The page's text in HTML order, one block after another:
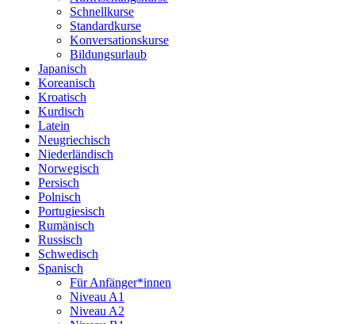
Schnellkurse
Standardkurse
Konversationskurse
Bildungsurlaub
Japanisch
Koreanisch
Kroatisch
Kurdisch
Latein
Neugriechisch
Niederländisch
Norwegisch
Persisch
Polnisch
Portugiesisch
Rumänisch
Russisch
Schwedisch
Spanisch
Für Anfänger*innen
Niveau A1
Niveau A2